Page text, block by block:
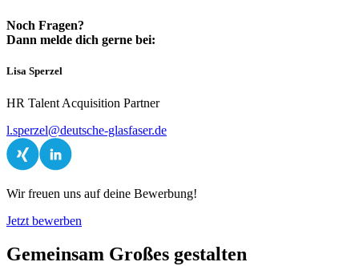
Noch Fragen?
Dann melde dich gerne bei:
Lisa Sperzel
HR Talent Acquisition Partner
l.sperzel@deutsche-glasfaser.de
Wir freuen uns auf deine Bewerbung!
Jetzt bewerben
Gemeinsam Großes gestalten